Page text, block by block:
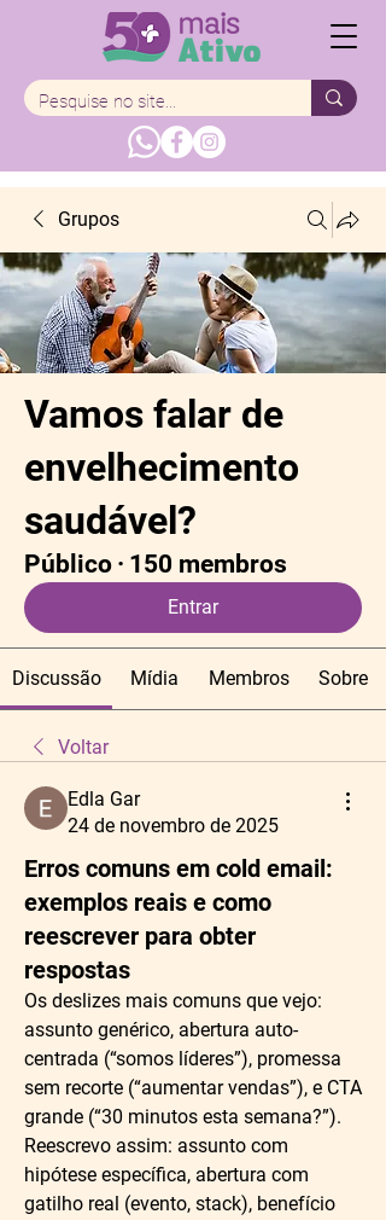
Grupos
Vamos falar de
envelhecimento
saudável?
Público · 150 membros
Entrar
Discussão Mídia Membros Sobre
Voltar
Edla Gar
24 de novembro de 2025
Erros comuns em cold email:
exemplos reais e como
reescrever para obter
respostas
Os deslizes mais comuns que vejo:
assunto genérico, abertura auto-
centrada (“somos líderes”), promessa
sem recorte (“aumentar vendas”), e CTA
grande (“30 minutos esta semana?”).
Reescrevo assim: assunto com
hipótese específica, abertura com
gatilho real (evento, stack), benefício